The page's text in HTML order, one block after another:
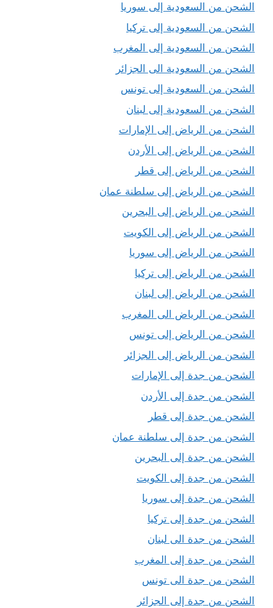
الشحن من السعودية إلى سوريا
الشحن من السعودية إلى تركيا
الشحن من السعودية إلى المغرب
الشحن من السعودية الى الجزائر
الشحن من السعودية إلى تونس
الشحن من السعودية إلى لبنان
الشحن من الرياض إلى الإمارات
الشحن من الرياض إلى الأردن
الشحن من الرياض إلى قطر
الشحن من الرياض إلى سلطنة عمان
الشحن من الرياض إلى البحرين
الشحن من الرياض إلى الكويت
الشحن من الرياض إلى سوريا
الشحن من الرياض إلى تركيا
الشحن من الرياض إلى لبنان
الشحن من الرياض الى المغرب
الشحن من الرياض إلى تونس
الشحن من الرياض إلى الجزائر
الشحن من جدة إلى الإمارات
الشحن من جدة إلى الأردن
الشحن من جدة إلى قطر
الشحن من جدة إلى سلطنة عمان
الشحن من جدة إلى البحرين
الشحن من جدة إلى الكويت
الشحن من جدة إلى سوريا
الشحن من جدة إلى تركيا
الشحن من جدة الى لبنان
الشحن من جدة إلى المغرب
الشحن من جدة الى تونس
الشحن من جدة إلى الجزائر